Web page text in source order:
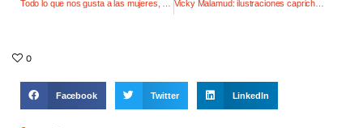
0
Facebook Twitter LinkedIn